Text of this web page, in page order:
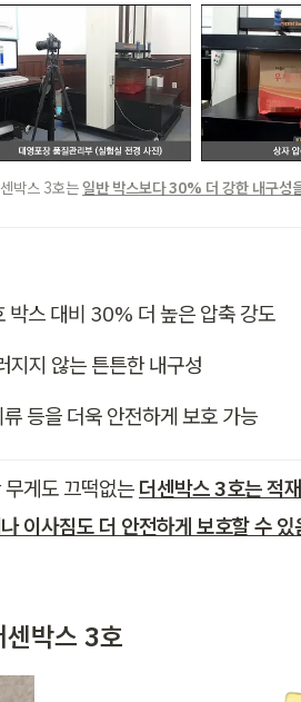
박스 3호는 일반 박스보다 30% 더 강한 내구성
박스 대비 30% 더 높은 압축 강도
지지 않는 튼튼한 내구성
등을 더욱 안전하게 보호 가능
게도 끄떡없는 더센박스 3호는 적
이사짐도 더 안전하게 보호할 수
박스 3호